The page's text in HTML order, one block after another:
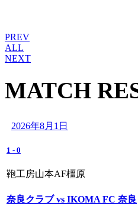
PREV
ALL
NEXT
MATCH
2026年8月1日
1 - 0
鞄工房山本AF橿原
奈良クラブ vs IKOMA FC 奈良